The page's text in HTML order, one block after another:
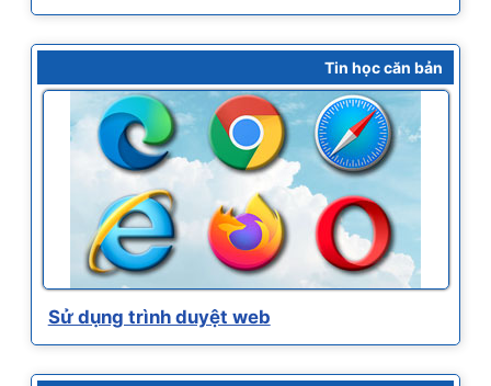
Tin học căn bản
Sử dụng trình duyệt web